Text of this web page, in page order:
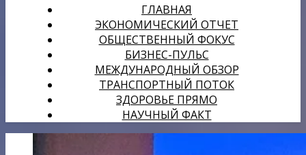
ГЛАВНАЯ
ЭКОНОМИЧЕСКИЙ ОТЧЕТ
ОБЩЕСТВЕННЫЙ ФОКУС
БИЗНЕС-ПУЛЬС
МЕЖДУНАРОДНЫЙ ОБЗОР
ТРАНСПОРТНЫЙ ПОТОК
ЗДОРОВЬЕ ПРЯМО
НАУЧНЫЙ ФАКТ